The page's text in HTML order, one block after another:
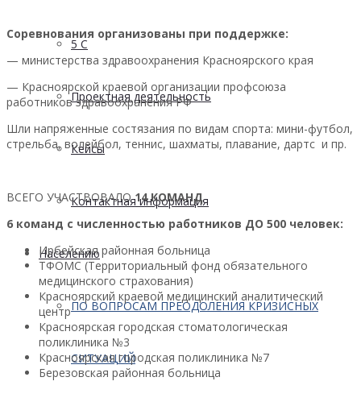
5 С
Проектная деятельность
Кейсы
Контактная информация
Населению
ПО ВОПРОСАМ ПРЕОДОЛЕНИЯ КРИЗИСНЫХ
СИТУАЦИЙ
Соревнования организованы при поддержке:
— министерства здравоохранения Красноярского края
— Красноярской краевой организации профсоюза
работников здравоохранения РФ
Шли напряженные состязания по видам спорта: мини-футбол,
стрельба, волейбол, теннис, шахматы, плавание, дартс и пр.
ВСЕГО УЧАСТВОВАЛО14 КОМАНД
6 команд с численностью работников ДО 500 человек:
Ирбейская районная больница
ТФОМС (Территориальный фонд обязательного
медицинского страхования)
Красноярский краевой медицинский аналитический
центр
Красноярская городская стоматологическая
поликлиника №3
Красноярская городская поликлиника №7
Березовская районная больница